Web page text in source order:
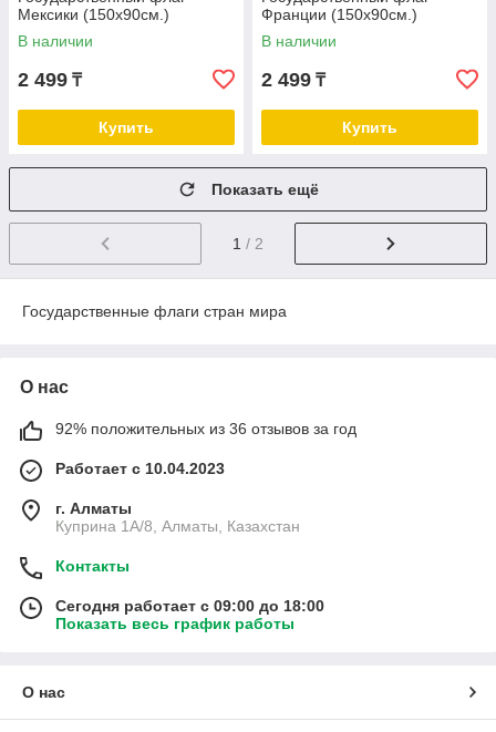
Мексики (150х90см.)
В наличии
2 499 ₸
Купить
Франции (150х90см.)
В наличии
2 499 ₸
Купить
Показать ещё
1 / 2
Государственные флаги стран мира
О нас
92% положительных из 36 отзывов за год
Работает с 10.04.2023
г. Алматы
Куприна 1A/8, Алматы, Казахстан
Контакты
Сегодня работает с 09:00 до 18:00
Показать весь график работы
О нас